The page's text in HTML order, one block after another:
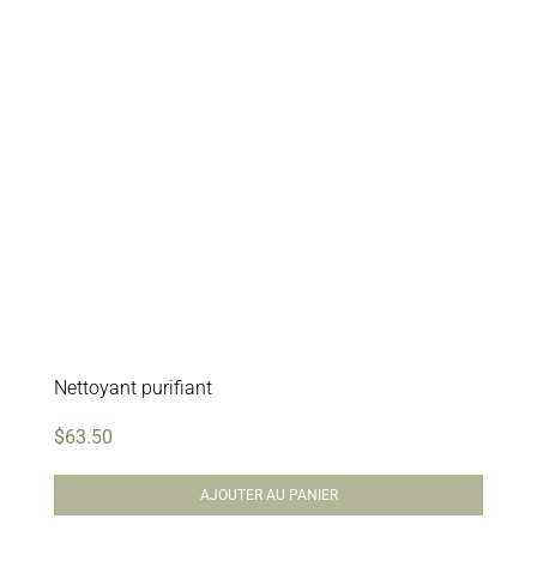
Nettoyant purifiant
$63.50
AJOUTER AU PANIER